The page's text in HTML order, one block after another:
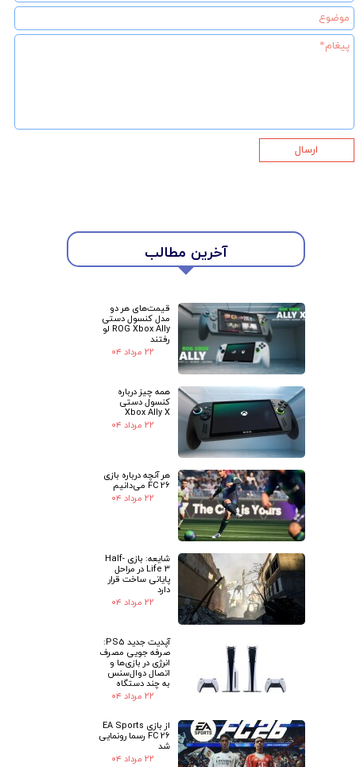
★
آخرین مطالب
قیمت‌های هر دو
مدل کنسول دستی
ROG Xbox Ally لو
رفتند
۲۲ مرداد ۰۴
همه چیز درباره
کنسول دستی
Xbox Ally X
۲۲ مرداد ۰۴
هر آنچه درباره بازی
FC 26 می‌دانیم
۲۲ مرداد ۰۴
شایعه: بازی Half-
Life 3 در مراحل
پایانی ساخت قرار
دارد
۲۲ مرداد ۰۴
آپدیت جدید PS5:
صرفه جویی مصرف
انرژی در بازی‌ها و
اتصال دوال‌سنس
به چند دستگاه
۲۲ مرداد ۰۴
از بازی EA Sports
FC 26 رسما رونمایی
شد
۲۲ مرداد ۰۴
ارسال